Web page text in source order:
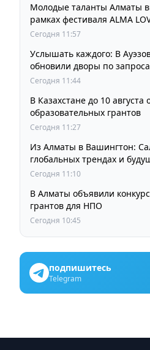
Молодые таланты Алматы
рамках фестиваля ALMA
Сегодня 11:57
Услышать каждого: В
обновили дворы по
Сегодня 11:44
В Казахстане до 10 августа
образовательных грантов
Сегодня 11:27
Из Алматы в Вашингтон:
глобальных трендах и
школы
Сегодня 11:10
В Алматы объявили
грантов для НПО
Сегодня 10:45
подпишитесь
Telegram